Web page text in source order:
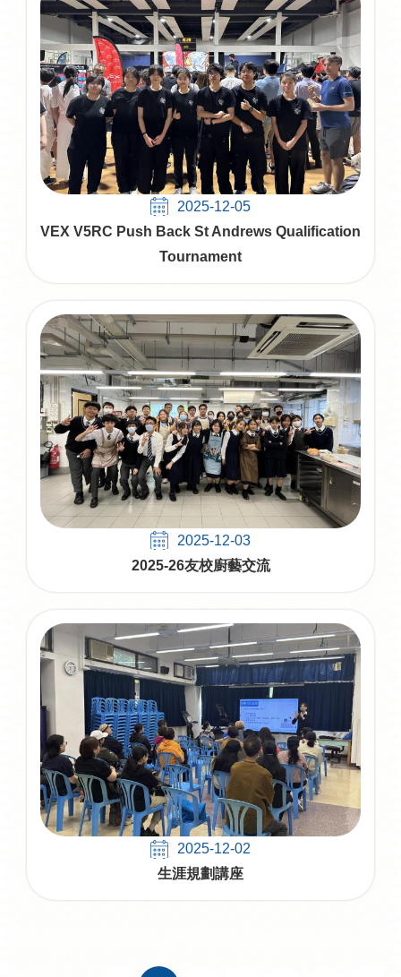
2025-12-05
VEX V5RC Push Back St Andrews Qualification
Tournament
2025-12-03
2025-26友校廚藝交流
2025-12-02
生涯規劃講座